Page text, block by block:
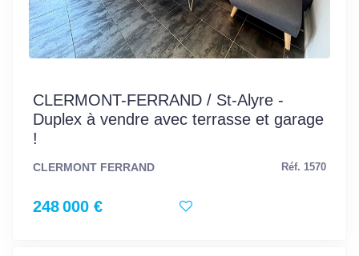
CLERMONT-FERRAND / St-Alyre -
Duplex à vendre avec terrasse et garage
!
CLERMONT FERRAND Réf. 1570
248 000 €